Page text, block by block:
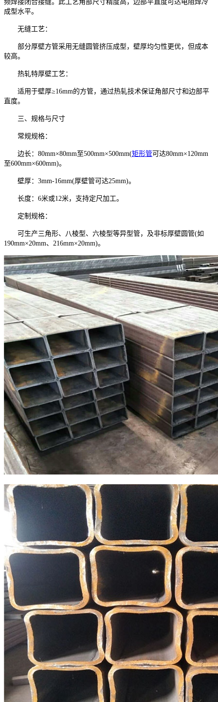
频焊接闭合接缝。此工艺角部尺寸精度高，边部平直度可达电阻焊冷
成型水平。
无缝工艺：
部分厚壁方管采用无缝圆管挤压成型，壁厚均匀性更优，但成本
较高。
热轧特厚壁工艺：
适用于壁厚≥16mm的方管，通过热轧技术保证角部尺寸和边部平
直度。
三、规格与尺寸
常规规格：
边长：80mm×80mm至500mm×500mm(矩形管 可达80mm×120mm
至600mm×600mm)。
壁厚：3mm-16mm(厚壁管可达25mm)。
长度：6米或12米，支持定尺加工。
定制规格：
可生产三角形、八棱型、六棱型等异型管，及非标厚壁圆管(如
190mm×20mm、216mm×20mm)。